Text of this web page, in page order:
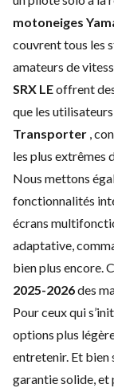
motoneiges
couvrent tous les
amateurs de
SRX LEoffrent
que les
Transporter ,
les plus extrêmes
Nous mettons
fonctionnalités
écrans
adaptative,
bien plus encore.
2025-2026des
Pour ceux qui
options plus
entretenir. Et bien
garantie solide, et